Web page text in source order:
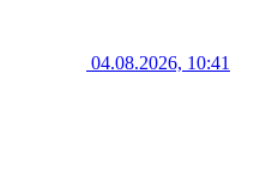
04.08.2026, 10:41